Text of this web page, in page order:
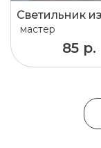
мастер
85 р.